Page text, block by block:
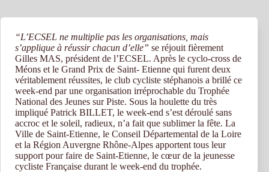
“L’ECSEL ne multiplie pas les organisations, mais
s’applique à réussir chacun d’elle” se réjouit fièrement
Gilles MAS, président de l’ECSEL. Après le cyclo-cross de
Méons et le Grand Prix de Saint- Etienne qui furent deux
véritablement réussites, le club cycliste stéphanois a brillé ce
week-end par une organisation irréprochable du Trophée
National des Jeunes sur Piste. Sous la houlette du très
impliqué Patrick BILLET, le week-end s’est déroulé sans
accroc et le soleil, radieux, n’a fait que sublimer la fête. La
Ville de Saint-Etienne, le Conseil Départemental de la Loire
et la Région Auvergne Rhône-Alpes apportent tous leur
support pour faire de Saint-Etienne, le cœur de la jeunesse
cycliste Française durant le week-end du trophée.